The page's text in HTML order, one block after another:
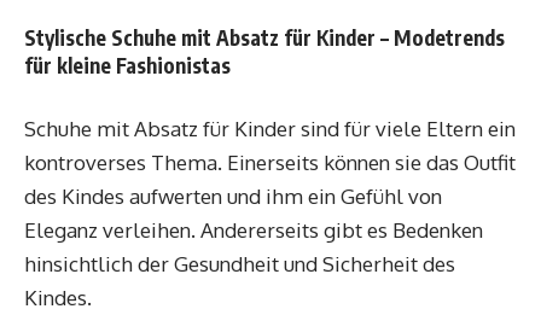
Stylische Schuhe mit Absatz für Kinder – Modetrends
für kleine Fashionistas
Schuhe mit Absatz für Kinder sind für viele Eltern ein
kontroverses Thema. Einerseits können sie das Outfit
des Kindes aufwerten und ihm ein Gefühl von
Eleganz verleihen. Andererseits gibt es Bedenken
hinsichtlich der Gesundheit und Sicherheit des
Kindes.